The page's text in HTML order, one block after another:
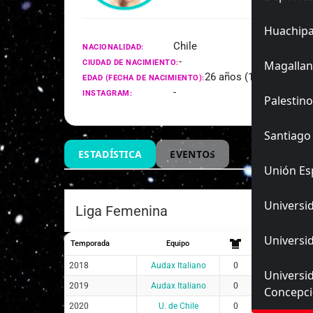
Palestino
Unión
NACIONALIDAD: Chile
CIUDAD DE NACIMIENTO:-
EDAD (FECHA DE NACIMIENTO):26 años (17/05/2000)
INSTAGRAM: -
ESTADÍSTICA EVENTOS
Liga Femenina
Temporada Equipo
2018 Audax Italiano 0
2019 Audax Italiano 0 0
2020 U. de Chile 0